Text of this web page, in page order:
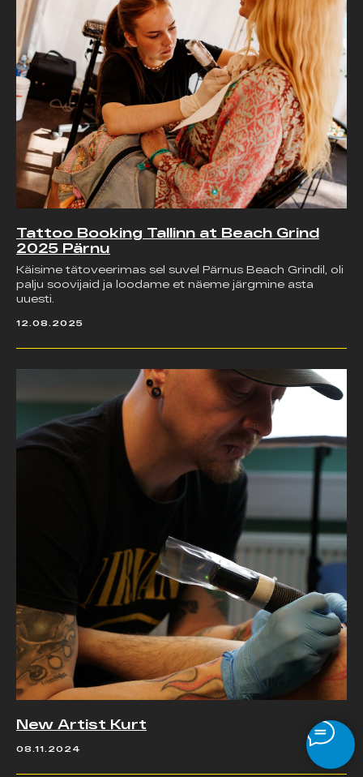
Tattoo Booking Tallinn at Beach Grind
2025 Pärnu
Käisime tätoveerimas sel suvel Pärnus Beach Grindil, oli
palju soovijaid ja loodame et näeme järgmine asta
uuesti.
12.08.2025
New Artist Kurt
08.11.2024